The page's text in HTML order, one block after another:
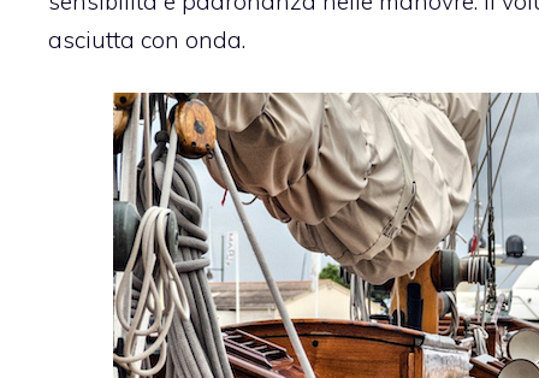
asciutta con onda.